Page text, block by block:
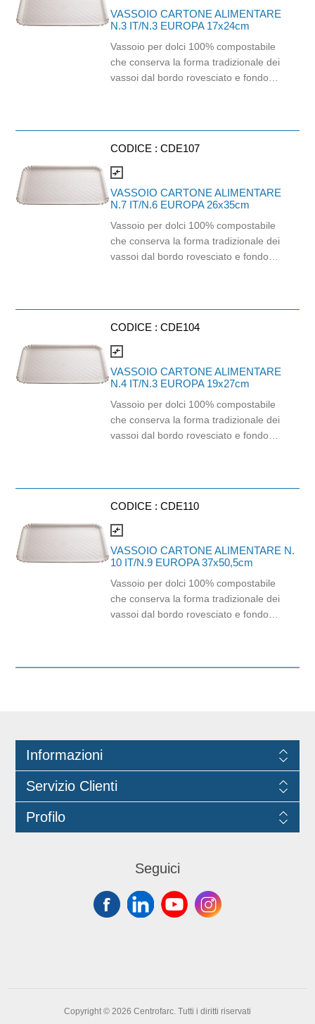
VASSOIO CARTONE ALIMENTARE
N.3 IT/N.3 EUROPA 17x24cm
Vassoio per dolci 100% compostabile
che conserva la forma tradizionale dei
vassoi dal bordo rovesciato e fondo
17x24 cm
CODICE : CDE107
compare_arrows
VASSOIO CARTONE ALIMENTARE
N.7 IT/N.6 EUROPA 26x35cm
Vassoio per dolci 100% compostabile
che conserva la forma tradizionale dei
vassoi dal bordo rovesciato e fondo
Dimensioni: 26x35 cm
CODICE : CDE104
compare_arrows
VASSOIO CARTONE ALIMENTARE
N.4 IT/N.3 EUROPA 19x27cm
Vassoio per dolci 100% compostabile
che conserva la forma tradizionale dei
vassoi dal bordo rovesciato e fondo
19x27 cm
CODICE : CDE110
compare_arrows
VASSOIO CARTONE ALIMENTARE N.
10 IT/N.9 EUROPA 37x50,5cm
Vassoio per dolci 100% compostabile
che conserva la forma tradizionale dei
vassoi dal bordo rovesciato e fondo
Informazioni
Servizio Clienti
Profilo
Seguici
Copyright © 2026 Centrofarc. Tutti i diritti riservati